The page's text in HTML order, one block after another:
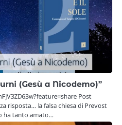
(Gesù a Nicodemo)”
Post
risposta… la falsa chiesa di Prevost
ha tanto amato…